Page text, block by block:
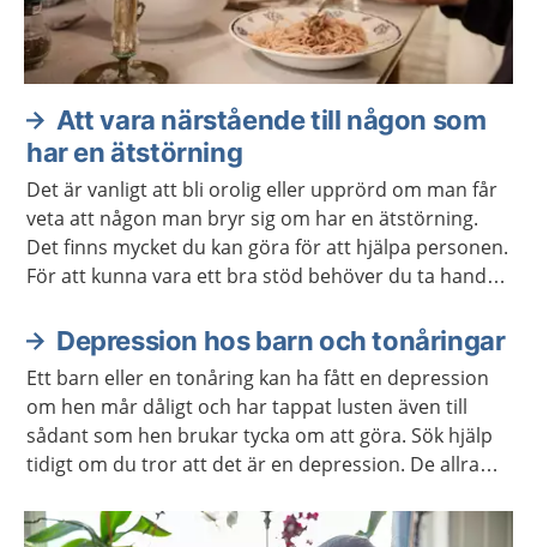
Att vara närstående till någon som
har en ätstörning
Det är vanligt att bli orolig eller upprörd om man får
veta att någon man bryr sig om har en ätstörning.
Det finns mycket du kan göra för att hjälpa personen.
För att kunna vara ett bra stöd behöver du ta hand
Depression hos barn och tonåringar
Ett barn eller en tonåring kan ha fått en depression
om hen mår dåligt och har tappat lusten även till
sådant som hen brukar tycka om att göra. Sök hjälp
tidigt om du tror att det är en depression. De allra
behandling.